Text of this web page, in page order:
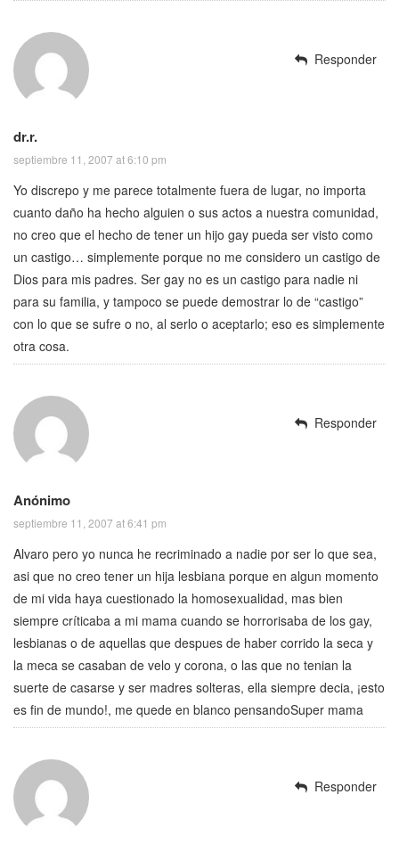
dr.r.
septiembre 11, 2007 at 6:10 pm
Yo discrepo y me parece totalmente fuera de lugar, no importa
cuanto daño ha hecho alguien o sus actos a nuestra comunidad,
no creo que el hecho de tener un hijo gay pueda ser visto como
un castigo… simplemente porque no me considero un castigo de
Dios para mis padres. Ser gay no es un castigo para nadie ni
para su familia, y tampoco se puede demostrar lo de “castigo”
con lo que se sufre o no, al serlo o aceptarlo; eso es simplemente
otra cosa.
Responder
Anónimo
septiembre 11, 2007 at 6:41 pm
Alvaro pero yo nunca he recriminado a nadie por ser lo que sea,
asi que no creo tener un hija lesbiana porque en algun momento
de mi vida haya cuestionado la homosexualidad, mas bien
siempre críticaba a mi mama cuando se horrorisaba de los gay,
lesbianas o de aquellas que despues de haber corrido la seca y
la meca se casaban de velo y corona, o las que no tenian la
suerte de casarse y ser madres solteras, ella siempre decia, ¡esto
es fin de mundo!, me quede en blanco pensandoSuper mama
Responder
Responder